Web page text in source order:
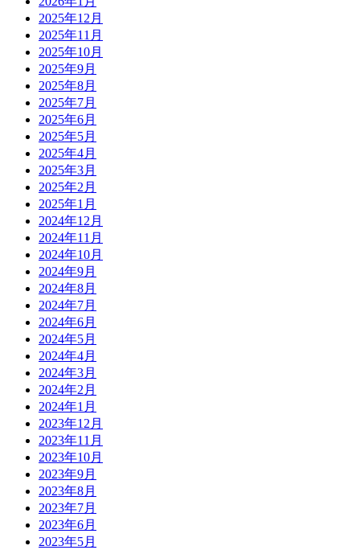
2025年12月
2025年11月
2025年10月
2025年9月
2025年8月
2025年7月
2025年6月
2025年5月
2025年4月
2025年3月
2025年2月
2025年1月
2024年12月
2024年11月
2024年10月
2024年9月
2024年8月
2024年7月
2024年6月
2024年5月
2024年4月
2024年3月
2024年2月
2024年1月
2023年12月
2023年11月
2023年10月
2023年9月
2023年8月
2023年7月
2023年6月
2023年5月